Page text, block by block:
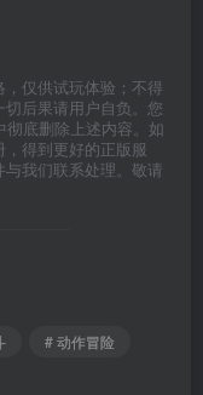
仅供试玩体验；不得
后果请用户自负。您
底删除上述内容。如
得到更好的正版服
我们联系处理。敬请
# 动作冒险